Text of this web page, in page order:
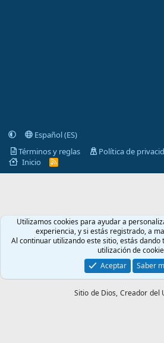
Español (ES)
Términos y reglas
Política de
Inicio
R
S
Utilizamos cookies para ayudar a
experiencia, y si estás registrado, a
Al continuar utilizando este sitio, estás
utilización de
Aceptar
Saber
Sitio de Dios, Creador del